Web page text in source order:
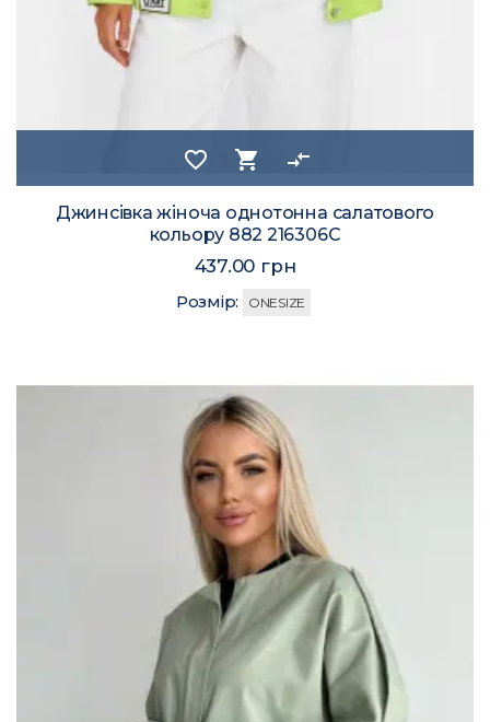
favorite_border shopping_cart compare_arrows
Джинсівка жіноча однотонна салатового
кольору 882 216306C
437.00 грн
Розмір: ONESIZE